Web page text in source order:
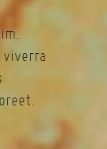
viverra